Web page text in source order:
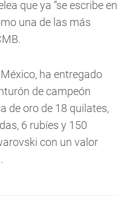
que ya “se escribe en
una de las más
ha entregado
de campeón
de oro de 18 quilates,
6 rubíes y 150
con un valor